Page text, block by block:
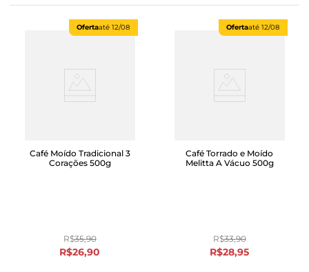
Ofertaaté 12/08
Café Moído Tradicional 3
Corações 500g
R$35,90
R$26,90
Ofertaaté 12/08
Café Torrado e Moído
Melitta A Vácuo 500g
R$33,90
R$28,95